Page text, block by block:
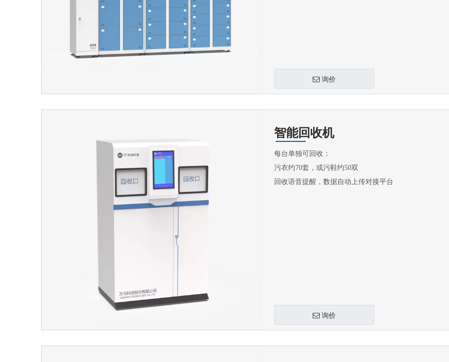
询价
智能回收机
每台单独可回收：
污衣约70套，或污鞋约50双
回收语音提醒，数据自动上传对接平台
询价